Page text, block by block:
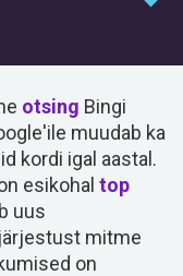
otsing Bingi
muudab ka
kordi igal aastal.
esikohal top
uus
mitme
on